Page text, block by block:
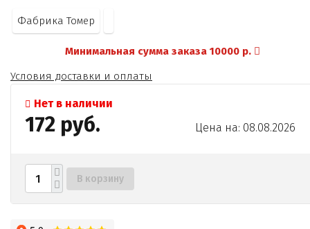
Фабрика Томер
Минимальная сумма заказа 10000 р.
Условия доставки и оплаты
Нет в наличии
172 руб. Цена на: 08.08.2026
В корзину